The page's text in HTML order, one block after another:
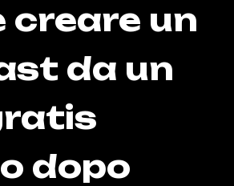
creare un
da un
dopo